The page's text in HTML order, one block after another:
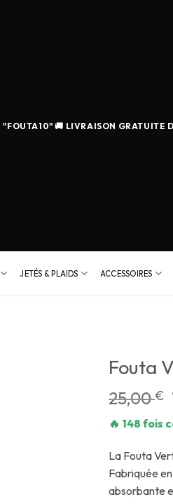
🚚 LIVRAISON GRATUITE
JETÉS & PLAIDS ACCESSOIRES
Fouta
25,00€
🔥 148 fois
La Fouta
Fabriquée
absorbante